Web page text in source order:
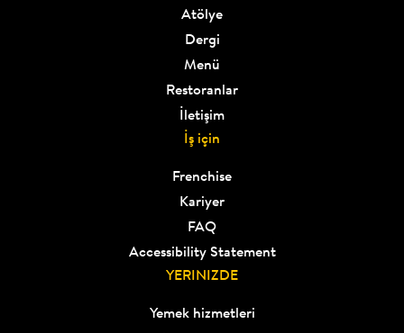
Atölye
Dergi
Menü
Restoranlar
İletişim
İş için
Frenchise
Kariyer
FAQ
Accessibility Statement
YERINIZDE
Yemek hizmetleri